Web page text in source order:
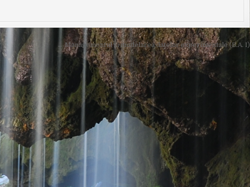
← Managementul și modelarea datelor experimentale (B.A. I)